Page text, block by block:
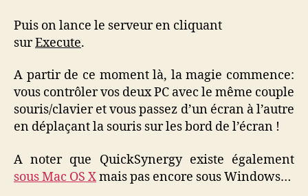
Puis on lance le serveur en cliquant
surExecute.
A partir de ce moment là, la magie commence:
vous contrôler vos deux PC avec le même couple
souris/clavier et vous passez d’un écran à l’autre
en déplaçant la souris sur les bord de l’écran !
A noter que QuickSynergy existe également
sous Mac OS Xmais pas encore sous Windows…